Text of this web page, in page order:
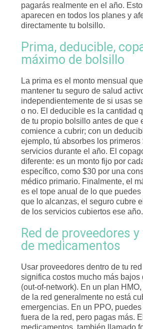
pagarás realmente en el año.
aparecen en todos los planes y
directamente tu bolsillo.
Prima, deducible,
máximo de bolsillo
La prima es el monto mensual
mantener tu seguro de salud
independientemente de si usas
o no. El deducible es la cantidad
de tu propio bolsillo antes de que
comience a cubrir; con un
ejemplo, tú absorbes los primeros
servicios durante el año. El
diferente: es un monto fijo por
específico, como $30 por una
médico primario. Finalmente, el
es el tope anual de lo que puedes
que lo alcanzas, el seguro cubre
de los servicios cubiertos ese año.
Red de proveedores
de medicamentos
Usar proveedores dentro de tu
significa costos mucho más bajos
(out-of-network). En un plan
de la red generalmente no está
emergencias. En un PPO,
fuera de la red, pero pagas más.
medicamentos, también llamado